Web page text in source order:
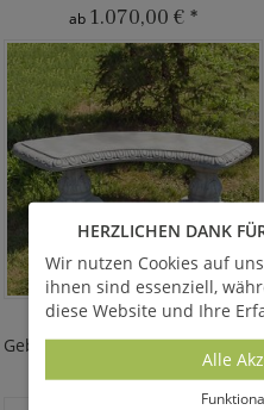
ab 1.070,00 € *
SABATHEA
Gebogene Gartenbank im Antik Stil
805,00 €*
HERZLICHEN DANK
Wir nutzen Cookies auf
ihnen sind essenziell,
diese Website und Ihre
Alle